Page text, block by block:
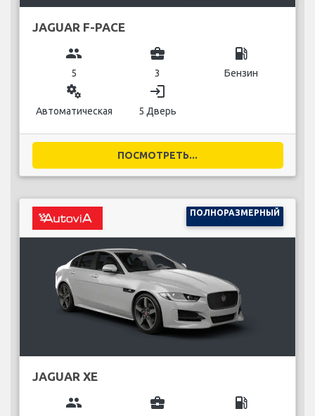
JAGUAR F-PACE
group
5
business_center
3
local_gas_station
Бензин
miscellaneous_services
Автоматическая
login
5 Дверь
ПОСМОТРЕТЬ...
ПОЛНОРАЗМЕРНЫЙ
JAGUAR XE
group business_center local_gas_station